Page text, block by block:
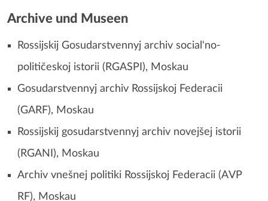
Archive und Museen
Rossijskij Gosudarstvennyj archiv social'no-
političeskoj istorii (RGASPI), Moskau
Gosudarstvennyj archiv Rossijskoj Federacii
(GARF), Moskau
Rossijskij gosudarstvennyj archiv novejšej istorii
(RGANI), Moskau
Archiv vnešnej politiki Rossijskoj Federacii (AVP
RF), Moskau